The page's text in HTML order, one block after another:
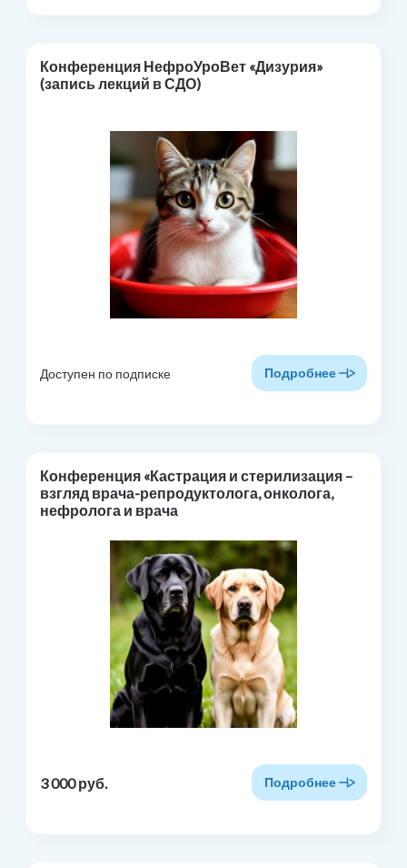
Конференция НефроУроВет «Дизурия»
(запись лекций в СДО)
Доступен по подписке Подробнее
Конференция «Кастрация и стерилизация –
взгляд врача-репродуктолога, онколога,
нефролога и врача
3 000 руб. Подробнее